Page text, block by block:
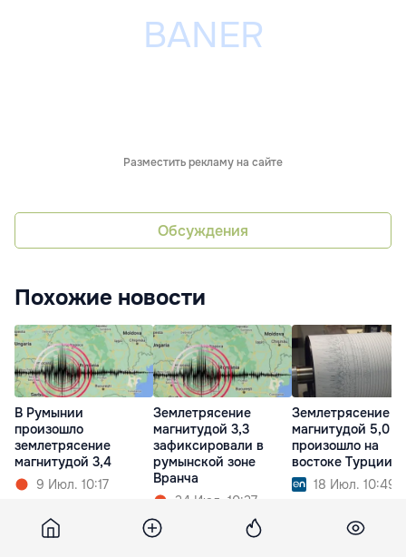
Разместить рекламу на сайте
Обсуждения
Похожие новости
В Румынии
произошло
землетрясение
магнитудой 3,4
9 Июл. 10:17
Землетрясение
магнитудой 3,3
зафиксировали в
румынской зоне
Вранча
24 Июл. 10:27
Землетрясение
магнитудой 5,0
произошло на
востоке Турции
18 Июл. 10:49